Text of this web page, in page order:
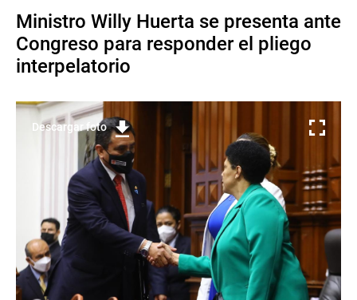
Ministro Willy Huerta se presenta ante
Congreso para responder el pliego
interpelatorio
Descargar foto